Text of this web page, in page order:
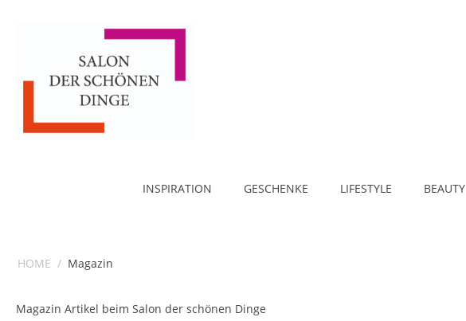
INSPIRATION GESCHENKE LIFESTYLE BEAUTY
HOME / Magazin
Magazin Artikel beim Salon der schönen Dinge